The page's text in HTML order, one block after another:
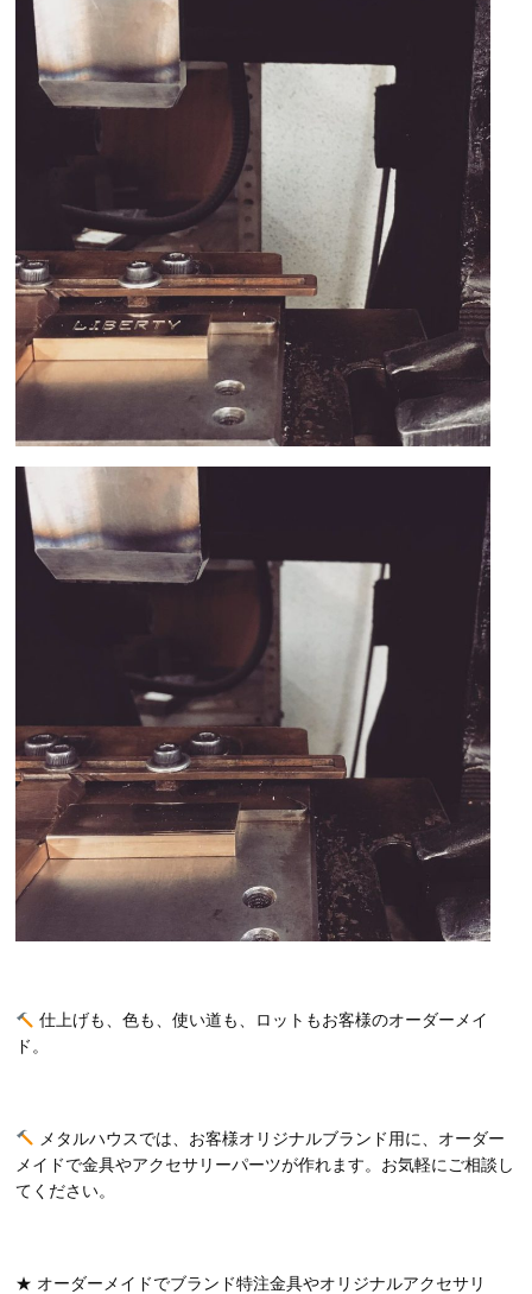
仕上げも、色も、使い道も、ロットもお客様のオーダーメイ
ド。
メタルハウスでは、お客様オリジナルブランド用に、オーダー
メイドで金具やアクセサリーパーツが作れます。お気軽にご相談し
てください。
★ オーダーメイドでブランド特注金具やオリジナルアクセサリ